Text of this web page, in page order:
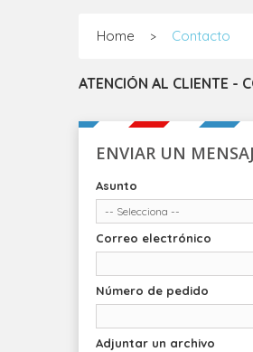
Home > Contacto
ATENCIÓN AL CLIENTE -
ENVIAR UN
Asunto
-- Selecciona --
Correo electrónico
Número de pedido
Adjuntar un archivo